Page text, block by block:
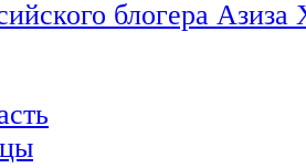
блогера Азиза